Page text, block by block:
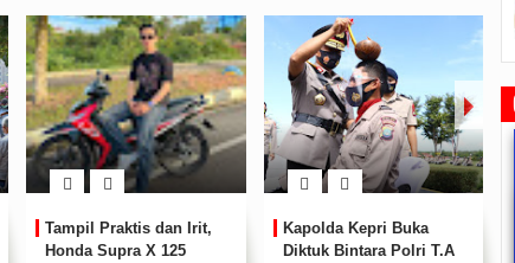
Tampil Praktis dan Irit,
Honda Supra X 125
Kapolda Kepri Buka
Diktuk Bintara Polri T.A